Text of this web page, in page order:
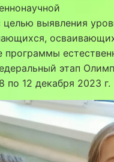
выявления
этап
по 12 декабря 2023 г.